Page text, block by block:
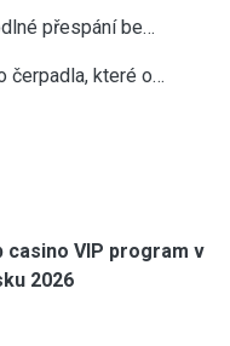
přespání be…
čerpadla, které o…
casino VIP program v
2026